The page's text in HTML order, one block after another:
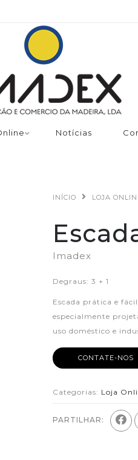
Notícias
INÍCIO LOJA
Imadex
Degraus: 3 + 1
Escada prática e
especialmente
uso doméstico e
CONTATE-NOS
Categorias: Loja
PARTILHAR: